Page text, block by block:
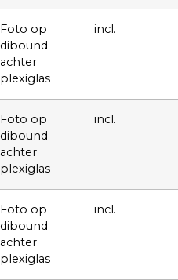
Foto op
dibound
achter
plexiglas
incl.
Foto op
dibound
achter
plexiglas
incl.
Foto op
dibound
achter
plexiglas
incl.